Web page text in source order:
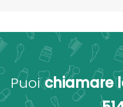
Puoichiamare